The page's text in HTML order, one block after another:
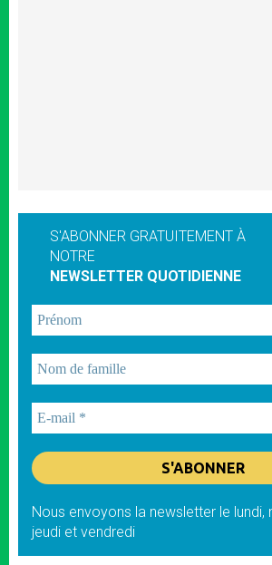
S'ABONNER GRATUITEMENT À
NOTRE
NEWSLETTER QUOTIDIENNE
Nous envoyons la newsletter le lundi,
jeudi et vendredi